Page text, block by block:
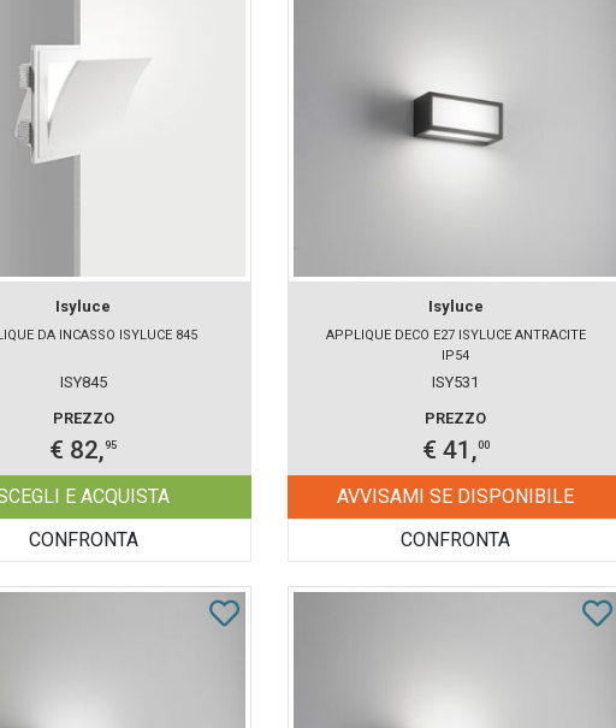
Isyluce
DA INCASSO ISYLUCE 845
ISY845
PREZZO
€ 82,95
E ACQUISTA
CONFRONTA
Isyluce
APPLIQUE DECO E27 ISYLUCE ANTRACITE
IP54
ISY531
PREZZO
€ 41,00
AVVISAMI SE DISPONIBILE
CONFRONTA